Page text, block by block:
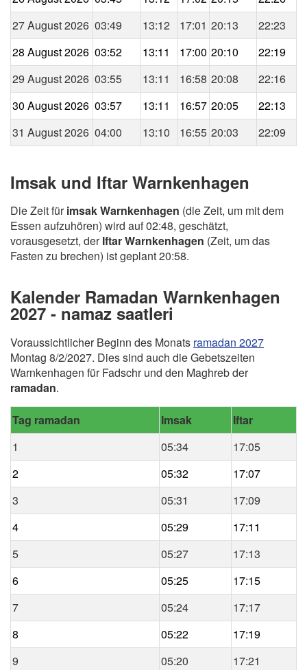
27 August 2026 03:49 13:12 17:01 20:13
22:23
28 August 2026 03:52 13:11 17:00 20:10
22:19
29 August 2026 03:55 13:11 16:58 20:08
22:16
30 August 2026 03:57 13:11 16:57 20:05
22:13
31 August 2026 04:00 13:10 16:55 20:03 22:09
Imsak und Iftar Warnkenhagen
Die Zeit fürimsak Warnkenhagen (die Zeit, um mit dem
Essen aufzuhören) wird auf 02:48, geschätzt,
vorausgesetzt, derIftar Warnkenhagen (Zeit, um das
Fasten zu brechen) ist geplant 20:58.
Kalender Ramadan Warnkenhagen
2027 - namaz saatleri
Voraussichtlicher Beginn des Monats ramadan 2027
Montag 8/2/2027. Dies sind auch die Gebetszeiten
Warnkenhagen für Fadschr und den Maghreb der
ramadan.
Tag ramadan Imsak
Iftar
1
05:34
17:05
2
05:32
17:07
3
05:31
17:09
4
05:29
17:11
5
05:27
17:13
6
05:25
17:15
7
05:24
17:17
8
05:22
17:19
9
05:20
17:21